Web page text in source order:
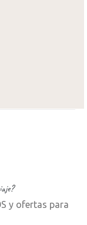
y ofertas para